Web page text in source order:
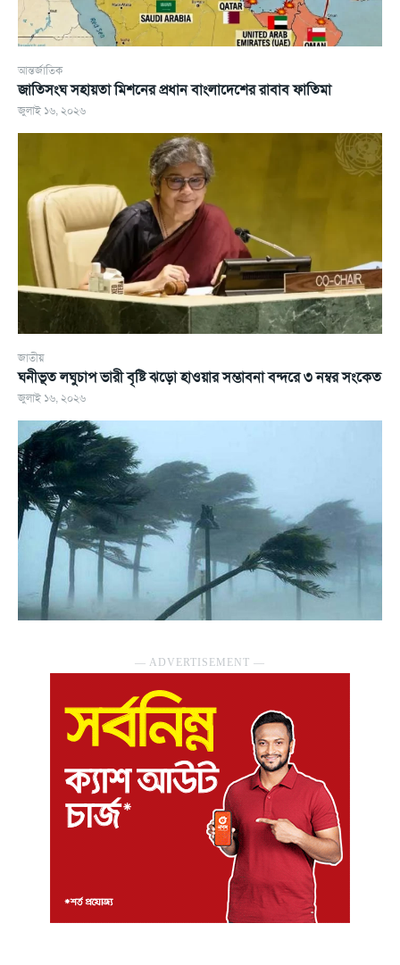
আন্তর্জাতিক
জাতিসংঘ সহায়তা মিশনের প্রধান বাংলাদেশের রাবাব ফাতিমা
জুলাই ১৬, ২০২৬
জাতীয়
ঘনীভূত লঘুচাপ ভারী বৃষ্টি ঝড়ো হাওয়ার সম্ভাবনা বন্দরে ৩ নম্বর সংকেত
জুলাই ১৬, ২০২৬
― ADVERTISEMENT ―